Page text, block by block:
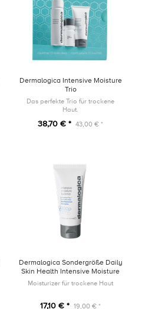
Dermalogica Intensive Moisture
Trio
Das perfekte Trio für trockene
Haut.
38,70 € * 43,00 € *
Dermalogica Sondergröße Daily
Skin Health Intensive Moisture
Balance 2.0 15ml
Moisturizer für trockene Haut
17,10 € * 19,00 € *